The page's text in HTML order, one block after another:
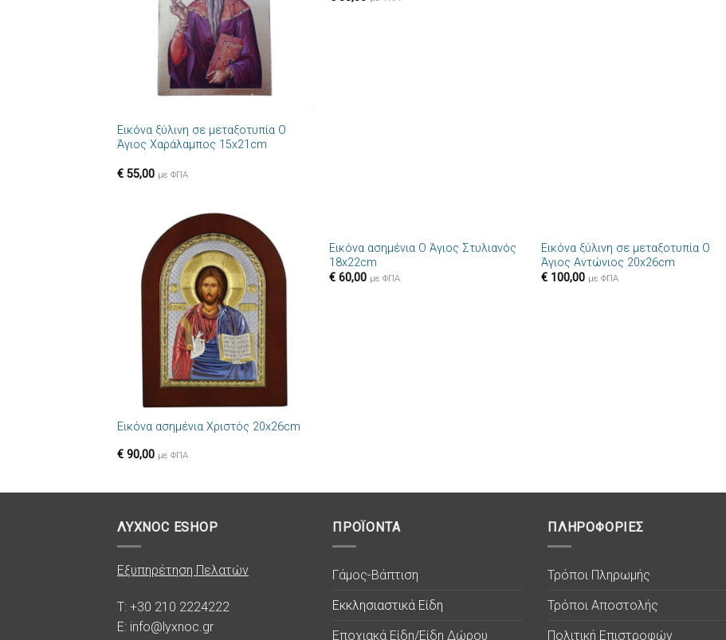
Εικόνα ξύλινη σε μεταξοτυπία Ο
Άγιος Χαράλαμπος 15x21cm
€55,00 με ΦΠΑ
Πρόσθήκη
στην λίστα
επιθυμιών
Εικόνα ασημένια Χριστός 20x26cm
€90,00 με ΦΠΑ
Πρόσθήκη
Εικόνα ασημένια Ο Άγιος Στυλιανός
18x22cm
€ 60,00 με ΦΠΑ
Πρόσθήκη
Εικόνα ξύλινη σε μεταξοτυπία Ο
Άγιος Αντώνιος 20x26cm
€ 100,00 με ΦΠΑ
ΛΥΧΝΟC ESHOP
Εξυπηρέτηση Πελατών
T: +30 210 2224222
E: info@lyxnoc.gr
ΠΡΟΪΟΝΤΑ
Γάμος-Βάπτιση
Εκκλησιαστικά Είδη
Εποχιακά Είδη/Είδη Δώρου
ΠΛΗΡΟΦΟΡΙΕΣ
Τρόποι Πληρωμής
Τρόποι Αποστολής
Πολιτική Επιστροφών